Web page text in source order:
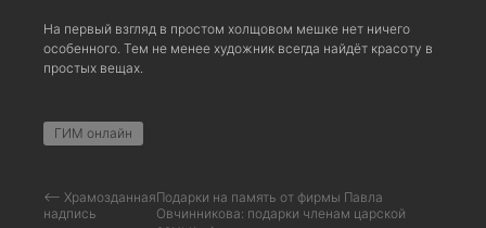
На первый взгляд в простом холщовом мешке нет ничего
особенного. Тем не менее художник всегда найдёт красоту в
простых вещах.
ГИМ онлайн
⟵ Храмозданная
надпись
Подарки на память от фирмы Павла
Овчинникова: подарки членам царской